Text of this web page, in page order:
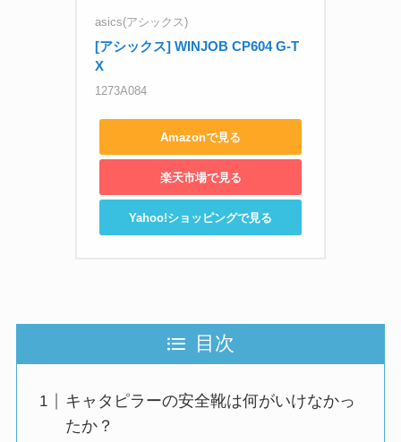
asics(アシックス)
[アシックス] WINJOB CP604 G-T
X
1273A084
Amazonで見る
楽天市場で見る
Yahoo!ショッピングで見る
目次
キャタピラーの安全靴は何がいけなかっ
たか？